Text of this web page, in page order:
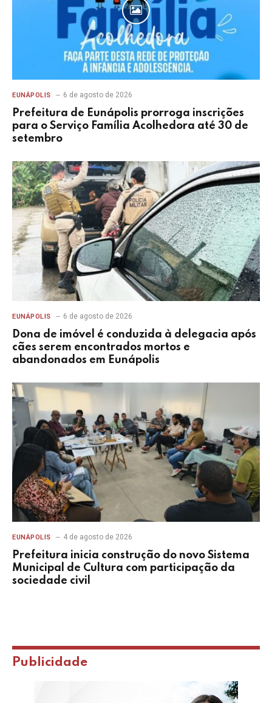
EUNÁPOLIS 6 de agosto de 2026
Prefeitura de Eunápolis prorroga inscrições
para o Serviço Família Acolhedora até 30 de
setembro
EUNÁPOLIS 6 de agosto de 2026
Dona de imóvel é conduzida à delegacia após
cães serem encontrados mortos e
abandonados em Eunápolis
EUNÁPOLIS 4 de agosto de 2026
Prefeitura inicia construção do novo Sistema
Municipal de Cultura com participação da
sociedade civil
Publicidade